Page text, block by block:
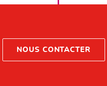
NOUS CONTACTER